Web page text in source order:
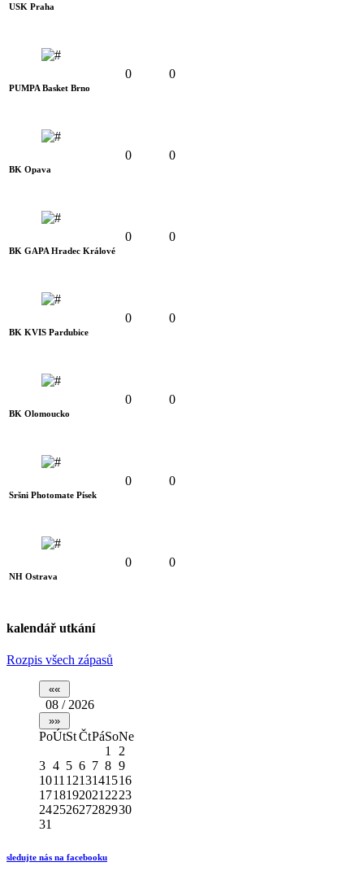
USK Praha
PUMPA Basket Brno
0 0
BK Opava
0 0
BK GAPA Hradec Králové
0 0
BK KVIS Pardubice
0 0
BK Olomoucko
0 0
Sršni Photomate Písek
0 0
NH Ostrava
0 0
kalendář utkání
Rozpis všech zápasů
08 / 2026
PoÚtStČtPáSoNe
1
2
3 4 5 6 7 8 9
1011 1213141516
1718192021 2223
24252627282930
31
sledujte nás na facebooku